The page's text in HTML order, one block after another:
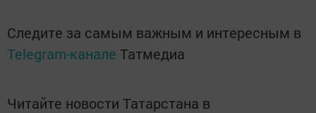
Следите за самым важным и интересным в
Telegram-канале Татмедиа
Читайте новости Татарстана в